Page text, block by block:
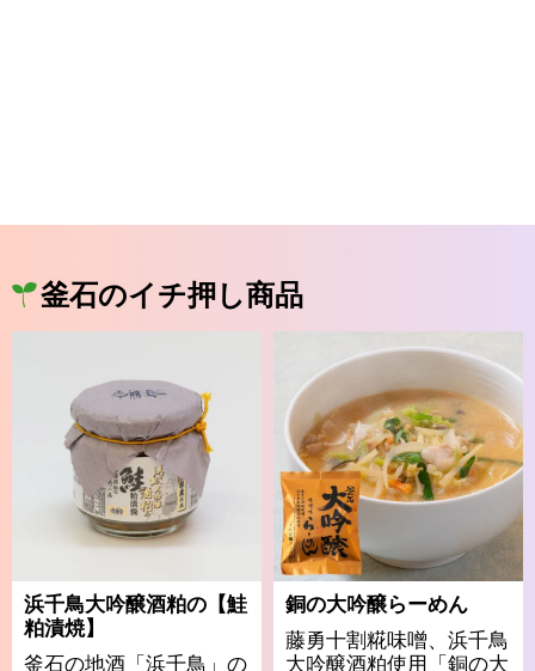
釜石のイチ押し商品
浜千鳥大吟醸酒粕の【鮭
粕漬焼】
釜石の地酒「浜千鳥」の
銅の大吟醸らーめん
藤勇十割糀味噌、浜千鳥
大吟醸酒粕使用「銅の大